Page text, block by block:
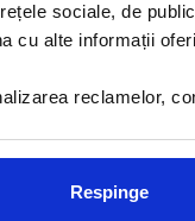
sociale, de
cu alte informații
reclamelor,
Respinge
Studios 3* se afla
de plajadin